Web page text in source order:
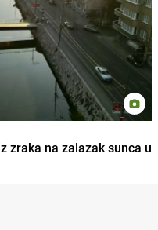
zraka na zalazak sunca u